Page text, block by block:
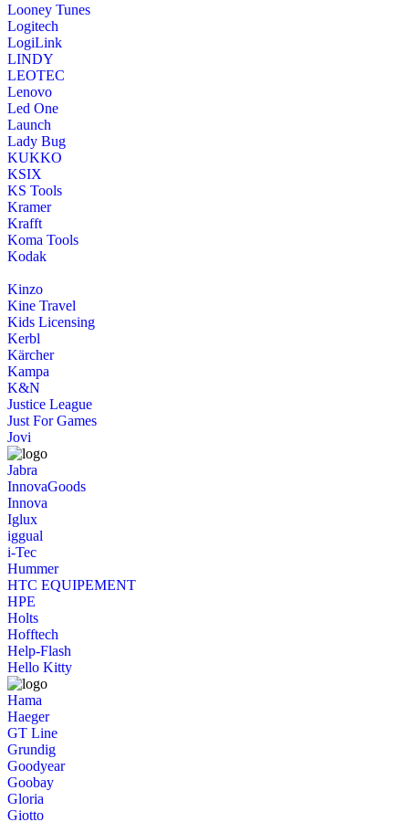
Looney Tunes
Logitech
LogiLink
LINDY
LEOTEC
Lenovo
Led One
Launch
Lady Bug
KUKKO
KSIX
KS Tools
Kramer
Krafft
Koma Tools
Kodak
Kinzo
Kine Travel
Kids Licensing
Kerbl
Kärcher
Kampa
K&N
Justice League
Just For Games
Jovi
Jabra
InnovaGoods
Innova
Iglux
iggual
i-Tec
Hummer
HTC EQUIPEMENT
HPE
Holts
Hofftech
Help-Flash
Hello Kitty
Hama
Haeger
GT Line
Grundig
Goodyear
Goobay
Gloria
Giotto